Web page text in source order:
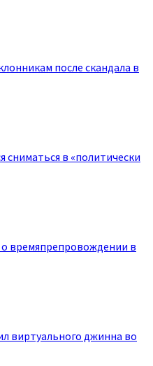
после скандала в
сниматься в «политически
времяпрепровождении в
виртуального джинна во